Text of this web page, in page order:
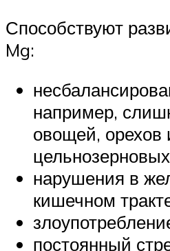
Способствуют
Mg:
например,
овощей, орехов
нарушения в
кишечном
постоянный